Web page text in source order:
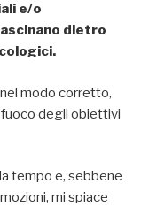
e/o
dietro
modo corretto,
degli obiettivi
tempo e, sebbene
mi spiace